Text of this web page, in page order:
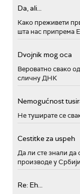
Da, ali...
Како преживети
шта нас припрема
Dvojnik mog oca
Вероватно свако
сличну ДНК
Nemogućnost
Не туширате се
Cestitke za uspeh
Да ли сте знали да
производе у Србији
Re: Eh...